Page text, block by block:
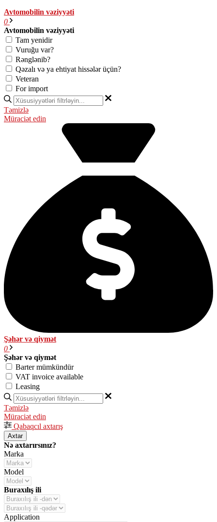
Avtomobilin vəziyyəti
0
Avtomobilin vəziyyəti
Tam yenidir
Vuruğu var?
Rənglənib?
Qəzalı və ya ehtiyat hissələr üçün?
Veteran
For import
Təmizlə
Müraciət edin
Şəhər və qiymət
0
Şəhər və qiymət
Barter mümkündür
VAT invoice available
Leasing
Təmizlə
Müraciət edin
Qabaqcıl axtarış
Axtar
Nə axtarırsınız?
Marka
Model
Buraxılış ili
Application